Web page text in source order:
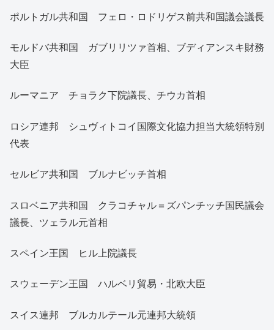
ポルトガル共和国 フェロ・ロドリゲス前共和国議会議長
モルドバ共和国 ガブリリツァ首相、ブディアンスキ財務
大臣
ルーマニア チョラク下院議長、チウカ首相
ロシア連邦 シュヴィトコイ国際文化協力担当大統領特別
代表
セルビア共和国 ブルナビッチ首相
スロベニア共和国 クラコチャル＝ズパンチッチ国民議会
議長、ツェラル元首相
スペイン王国 ヒル上院議長
スウェーデン王国 ハルベリ貿易・北欧大臣
スイス連邦 ブルカルテール元連邦大統領